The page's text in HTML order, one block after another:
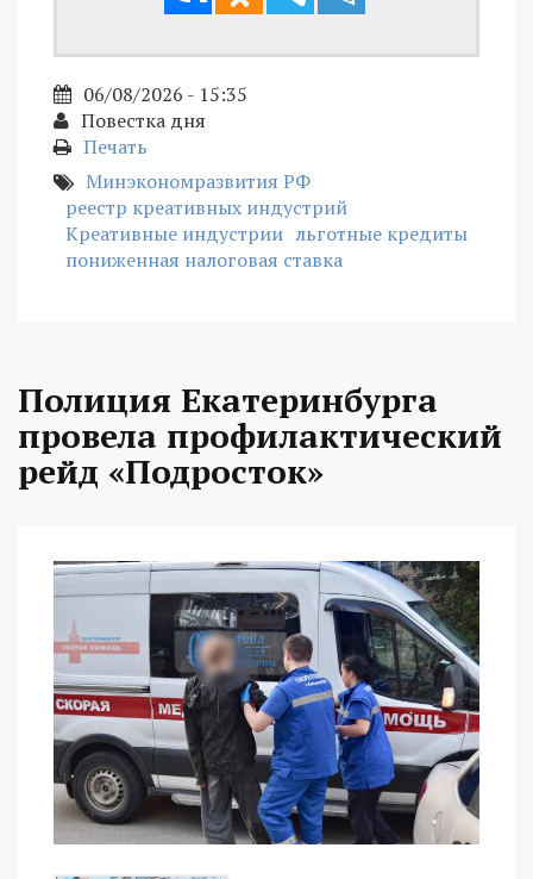
06/08/2026 - 15:35
Повестка дня
Печать
Минэкономразвития РФ
реестр креативных индустрий
Креативные индустрии льготные кредиты
пониженная налоговая ставка
Полиция Екатеринбурга
провела профилактический
рейд «Подросток»